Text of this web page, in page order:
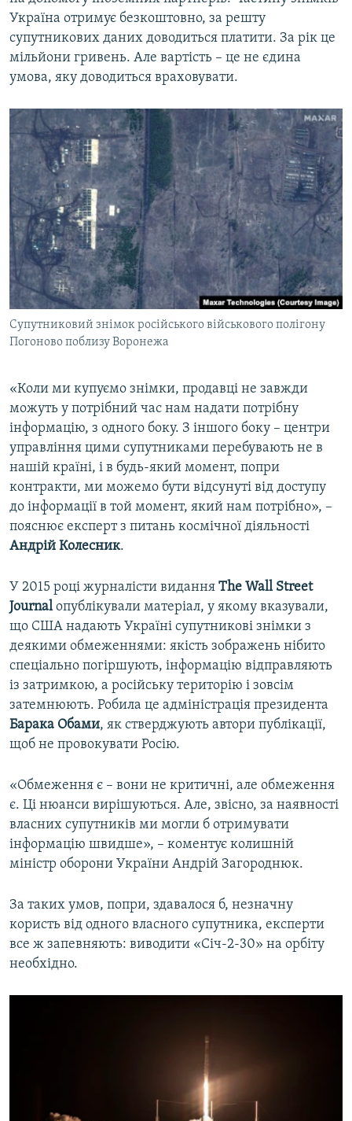
Україна отримує безкоштовно, за решту
супутникових даних доводиться платити. За рік це
мільйони гривень. Але вартість – це не єдина
умова, яку доводиться враховувати.
Супутниковий знімок російського військового полігону
Погоново поблизу Воронежа
«Коли ми купуємо знімки, продавці не завжди
можуть у потрібний час нам надати потрібну
інформацію, з одного боку. З іншого боку – центри
управління цими супутниками перебувають не в
нашій країні, і в будь-який момент, попри
контракти, ми можемо бути відсунуті від доступу
до інформації в той момент, який нам потрібно», –
пояснює експерт з питань космічної діяльності
Андрій Колесник.
У 2015 році журналісти видання The Wall Street
Journalопублікували матеріал, у якому вказували,
що США надають Україні супутникові знімки з
деякими обмеженнями: якість зображень нібито
спеціально погіршують, інформацію відправляють
із затримкою, а російську територію і зовсім
затемнюють. Робила це адміністрація президента
Барака Обами, як стверджують автори публікації,
щоб не провокувати Росію.
«Обмеження є – вони не критичні, але обмеження
є. Ці нюанси вирішуються. Але, звісно, за наявності
власних супутників ми могли б отримувати
інформацію швидше», – коментує колишній
міністр оборони України Андрій Загороднюк.
За таких умов, попри, здавалося б, незначну
користь від одного власного супутника, експерти
все ж запевняють: виводити «Січ-2-30» на орбіту
необхідно.